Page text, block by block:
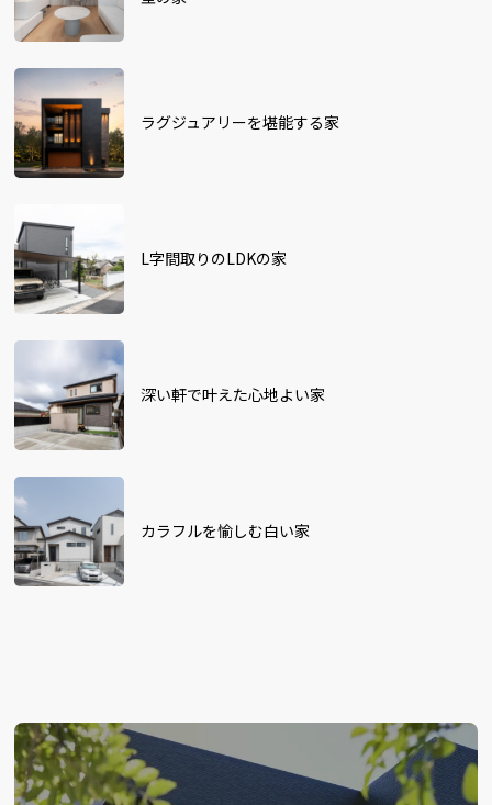
ラグジュアリーを堪能する家
L字間取りのLDKの家
深い軒で叶えた心地よい家
カラフルを愉しむ白い家